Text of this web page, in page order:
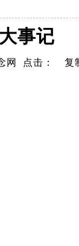
事记
网 点击： 复